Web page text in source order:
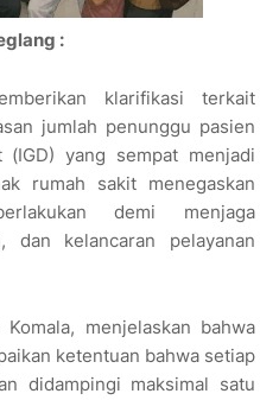
:
klarifikasi terkait
jumlah penunggu pasien
yang sempat menjadi
rumah sakit menegaskan
demi menjaga
dan kelancaran pelayanan
menjelaskan bahwa
ketentuan bahwa setiap
didampingi maksimal satu